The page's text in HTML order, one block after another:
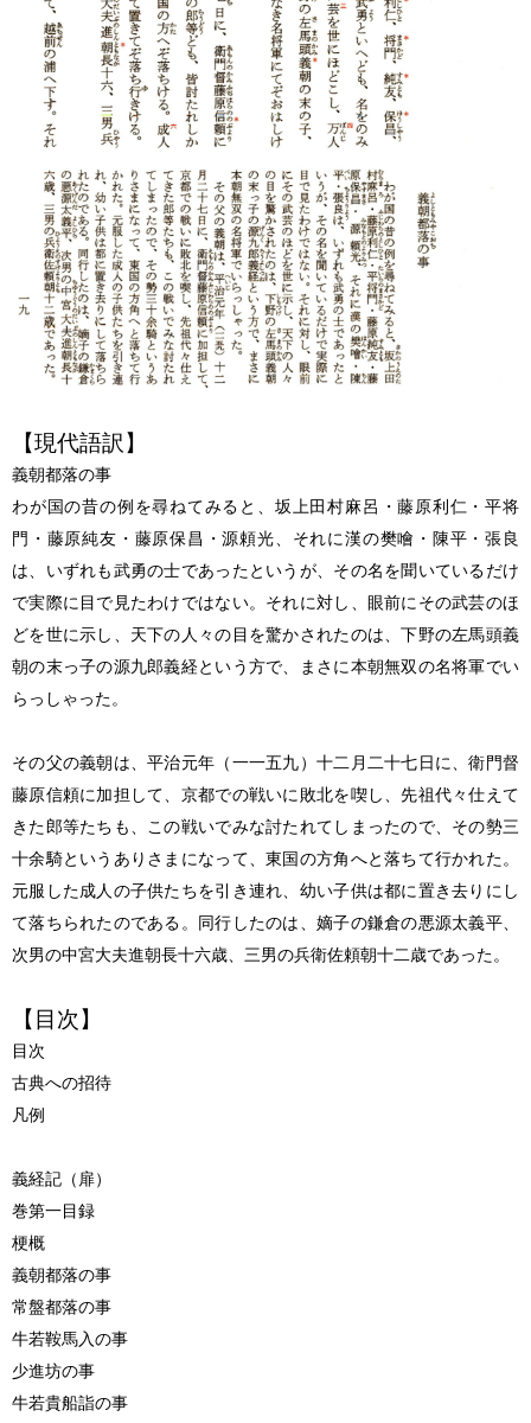
【現代語訳】
義朝都落の事
わが国の昔の例を尋ねてみると、坂上田村麻呂・藤原利仁・平将
門・藤原純友・藤原保昌・源頼光、それに漢の樊噲・陳平・張良
は、いずれも武勇の士であったというが、その名を聞いているだけ
で実際に目で見たわけではない。それに対し、眼前にその武芸のほ
どを世に示し、天下の人々の目を驚かされたのは、下野の左馬頭義
朝の末っ子の源九郎義経という方で、まさに本朝無双の名将軍でい
らっしゃった。
その父の義朝は、平治元年（一一五九）十二月二十七日に、衛門督
藤原信頼に加担して、京都での戦いに敗北を喫し、先祖代々仕えて
きた郎等たちも、この戦いでみな討たれてしまったので、その勢三
十余騎というありさまになって、東国の方角へと落ちて行かれた。
元服した成人の子供たちを引き連れ、幼い子供は都に置き去りにし
て落ちられたのである。同行したのは、嫡子の鎌倉の悪源太義平、
次男の中宮大夫進朝長十六歳、三男の兵衛佐頼朝十二歳であった。
【目次】
目次
古典への招待
凡例
義経記（扉）
巻第一目録
梗概
義朝都落の事
常盤都落の事
牛若鞍馬入の事
少進坊の事
牛若貴船詣の事